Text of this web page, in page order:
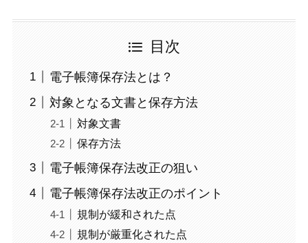
目次
電子帳簿保存法とは？
対象となる文書と保存方法
対象文書
保存方法
電子帳簿保存法改正の狙い
電子帳簿保存法改正のポイント
規制が緩和された点
規制が厳重化された点